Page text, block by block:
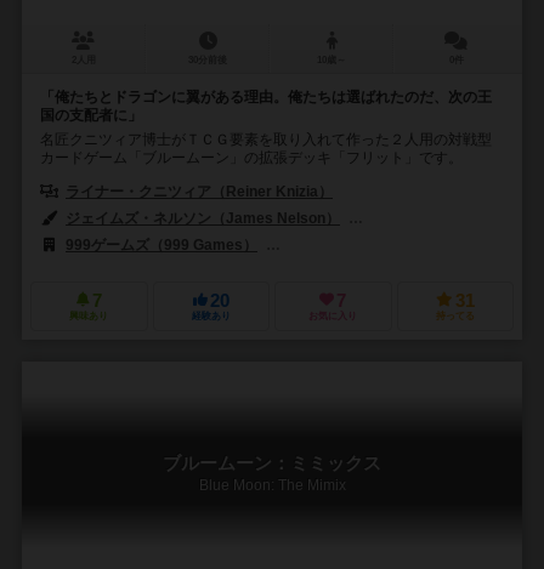
「俺たちとドラゴンに翼がある理由。俺たちは選ばれたのだ、次の王
国の支配者に」
名匠クニツィア博士がＴＣＧ要素を取り入れて作った２人用の対戦型
カードゲーム「ブルームーン」の拡張デッキ「フリット」です。
ライナー・クニツィア（Reiner Knizia）
ジェイムズ・ネルソン（James Nelson）
999ゲームズ（999 Games）
7
興味あり
20
経験あり
7
お気に入り
31
持ってる
ブルームーン：ミミックス
Blue Moon: The Mimix